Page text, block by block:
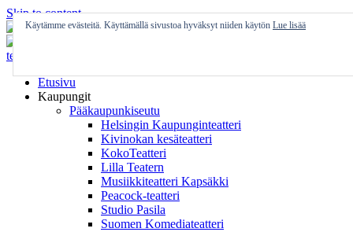
Skip to content
Etusivu
Kaupungit
Pääkaupunkiseutu
Helsingin Kaupunginteatteri
Kivinokan kesäteatteri
KokoTeatteri
Lilla Teatern
Musiikkiteatteri Kapsäkki
Peacock-teatteri
Studio Pasila
Suomen Komediateatteri
Käytämme evästeitä. Käyttämällä sivustoa hyväksyt niiden käytön Lue lisää